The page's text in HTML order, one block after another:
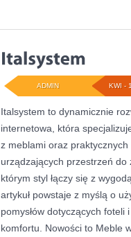
KWI -
ADMIN
Italsystem to dynamicznie
internetowa, która
z meblami oraz
urządzających przestrzeń do
którym styl łączy się z
artykuł powstaje z myślą o
pomysłów dotyczących
komfortu. Nowości to Meble